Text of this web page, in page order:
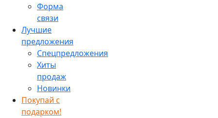
Форма
связи
Лучшие
предложения
Спецпредложения
Хиты
продаж
Новинки
Покупай с
подарком!